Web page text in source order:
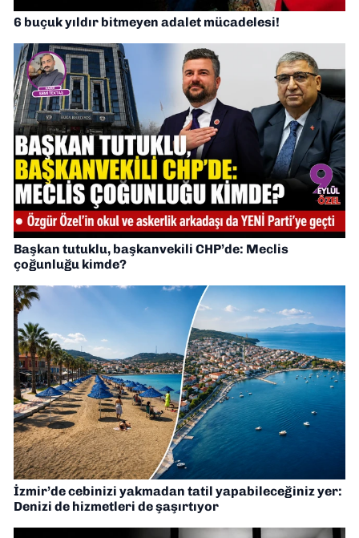
6 buçuk yıldır bitmeyen adalet mücadelesi!
Başkan tutuklu, başkanvekili CHP’de: Meclis
çoğunluğu kimde?
İzmir’de cebinizi yakmadan tatil yapabileceğiniz yer:
Denizi de hizmetleri de şaşırtıyor